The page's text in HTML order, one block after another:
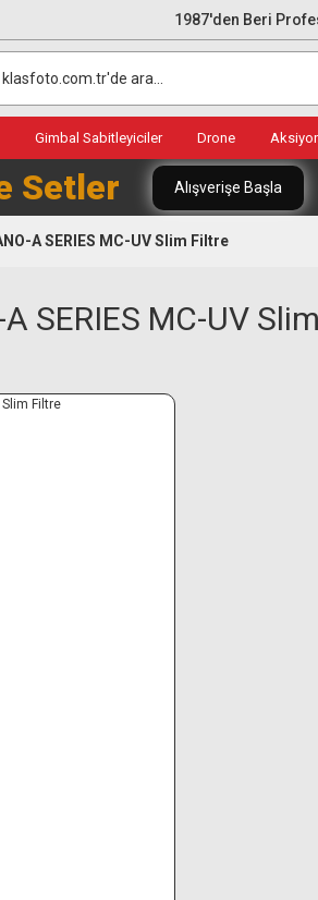
1987'den Beri
Gimbal Sabitleyiciler Drone
Setler Alışverişe Başla
A SERIES MC-UV Slim Filtre
SERIES MC-UV